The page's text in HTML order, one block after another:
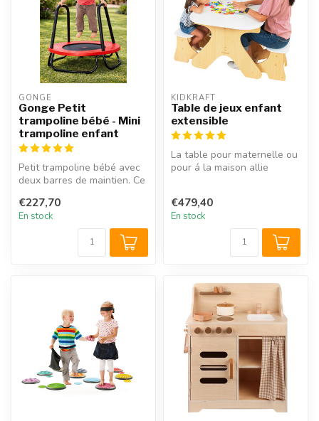
GONGE
Gonge Petit
trampoline bébé - Mini
trampoline enfant
Petit trampoline bébé avec
deux barres de maintien. Ce
€227,70
En stock
KIDKRAFT
Table de jeux enfant
extensible
La table pour maternelle ou
pour á la maison allie
€479,40
En stock